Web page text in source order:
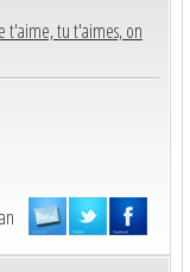
t'aime, tu t'aimes, on